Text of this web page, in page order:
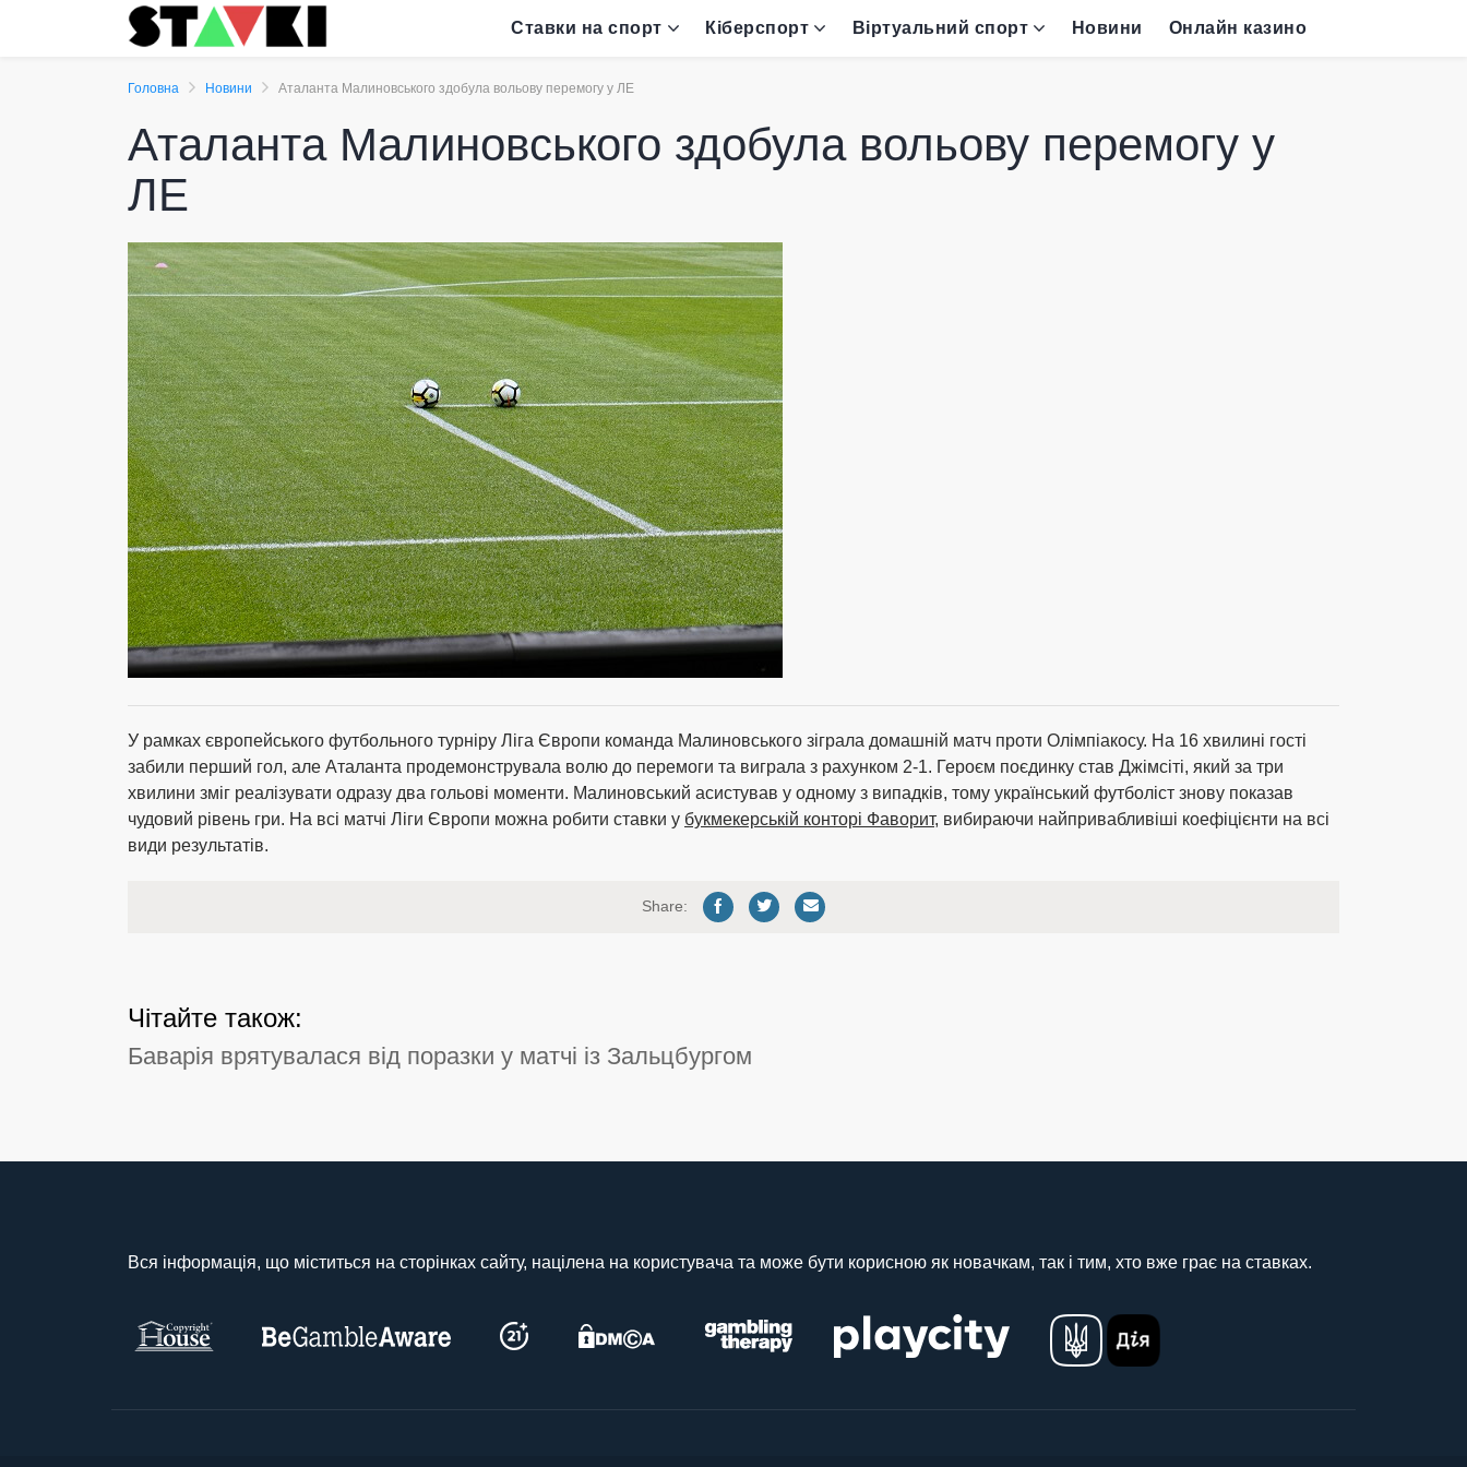
Ставки на спорт Кіберспорт Віртуальний спорт Новини Онлайн казино
Головна Новини Аталанта Малиновського здобула вольову перемогу у ЛЕ
Аталанта Малиновського здобула вольову перемогу у
ЛЕ
У рамках європейського футбольного турніру Ліга Європи команда Малиновського зіграла домашній матч проти Олімпіакосу. На 16 хвилині гості
забили перший гол, але Аталанта продемонструвала волю до перемоги та виграла з рахунком 2-1. Героєм поєдинку став Джімсіті, який за три
хвилини зміг реалізувати одразу два гольові моменти. Малиновський асистував у одному з випадків, тому український футболіст знову показав
чудовий рівень гри. На всі матчі Ліги Європи можна робити ставки у букмекерській конторі Фаворит, вибираючи найпривабливіші коефіцієнти на всі
види результатів.
Share:
Чітайте також:
Баварія врятувалася від поразки у матчі із Зальцбургом
Вся інформація, що міститься на сторінках сайту, націлена на користувача та може бути корисною як новачкам, так і тим, хто вже грає на ставках.